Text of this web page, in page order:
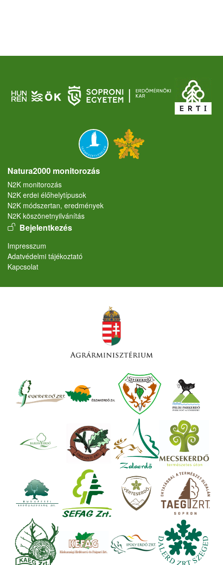
Natura2000 monitorozás
N2K monitorozás
N2K erdei élőhelytípusok
N2K módszertan, eredmények
N2K köszönetnyilvánítás
User account menu
Bejelentkezés
Lábléc
Impresszum
Adatvédelmi tájékoztató
Kapcsolat